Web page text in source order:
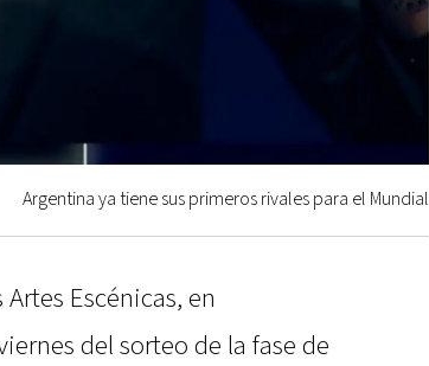
Argentina ya tiene sus primeros rivales para el Mundial
Escénicas, en
del sorteo de la fase de